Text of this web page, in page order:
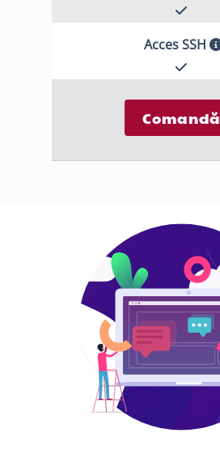
Acces SSH
Comandă